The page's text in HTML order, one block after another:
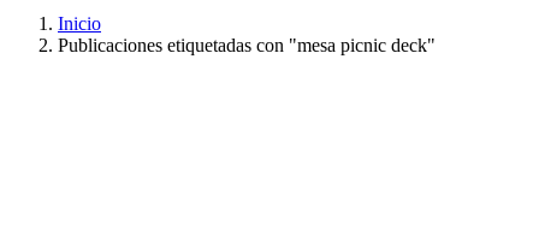
Inicio
Publicaciones etiquetadas con "mesa picnic deck"